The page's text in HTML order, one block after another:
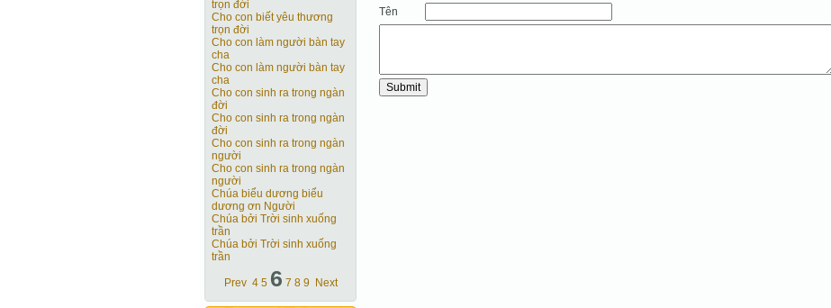
trọn đời
Cho con biết yêu thương
trọn đời
Cho con làm người bàn tay
cha
Cho con làm người bàn tay
cha
Cho con sinh ra trong ngàn
đời
Cho con sinh ra trong ngàn
đời
Cho con sinh ra trong ngàn
người
Cho con sinh ra trong ngàn
người
Chúa biểu dương biểu
dương ơn Người
Chúa bởi Trời sinh xuống
trần
Chúa bởi Trời sinh xuống
trần
Prev 4 5 6 7 8 9 Next
Tên